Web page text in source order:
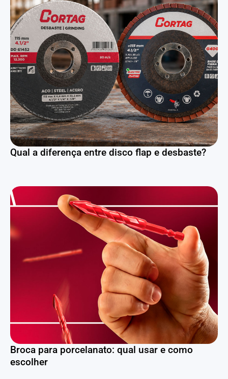
Qual a diferença entre disco flap e desbaste?
Broca para porcelanato: qual usar e como
escolher